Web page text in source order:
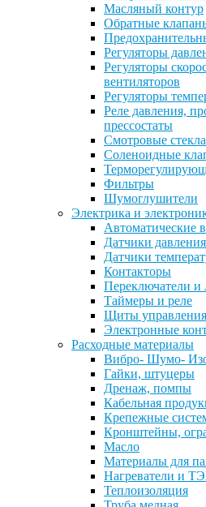
Масляный контур
Обратные
Регуляторы
Регуляторы
вентиляторов
Регуляторы
Реле давления,
прессостаты
Смотровые стекла
Соленоидные
Фильтры
Шумоглушители
Электрика и
Автоматические
Датчики
Датчики
Контакторы
Переключатели
Таймеры и реле
Щиты управления
Электронные
Расходные материалы
Вибро- Шумо-
Гайки, штуцеры
Дренаж, помпы
Кабельная
Крепежные
Кронштейны,
Масло
Материалы для
Нагреватели и
Теплоизоляция